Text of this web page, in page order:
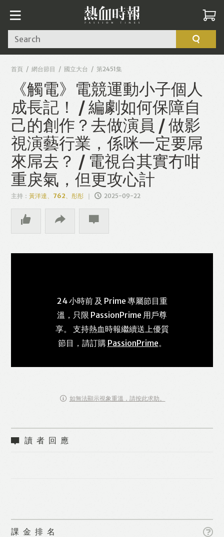
Search
首頁 網台節目 國立大台 第2451集
《觸電》電競運動小子個人
成長記！ / 編劇如何保障自
己的創作？去做演員 / 做影
視演藝行業，係咪一定要屌
來屌去？ / 電視台其實冇咁
重戾氣，但更攻心計
主持：黃洋達、762、彤彤 2025-09-22
24 小時前 及 Prime 專屬節目重
溫，只限 PassionPrime 用戶尊
享。 支持熱血時報繼續送上優質
節目，請訂購 PassionPrime。
如無法顯示視象重溫，請按此求助。
讀者回應
課金排名